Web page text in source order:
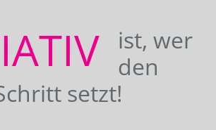
ist, wer
den
setzt!